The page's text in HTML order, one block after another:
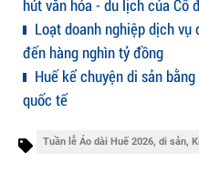
hút văn hóa - du lịch của Cố
Loạt doanh nghiệp dịch
đến hàng nghìn tỷ đồng
Huế kể chuyện di sản
quốc tế
Tuần lễ Áo dài Huế 2026, di sản,